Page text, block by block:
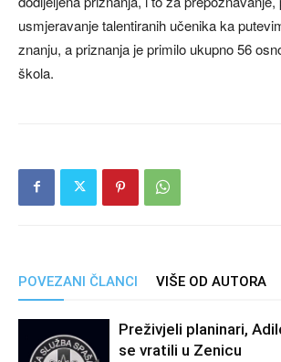
usmjeravanje talentiranih učenika ka
znanju, a priznanja je primilo ukupno 56
škola.
POVEZANI ČLANCI VIŠE OD AUTORA
Preživjeli planinari,
se vratili u Zenicu